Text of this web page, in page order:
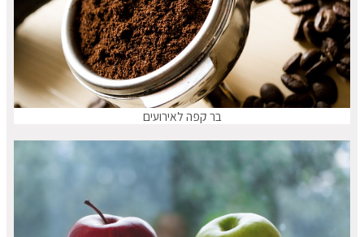
בר קפה לאירועים